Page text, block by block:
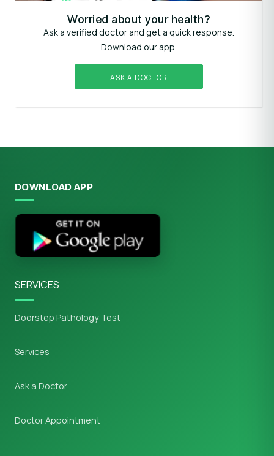
Worried about your health?
Ask a verified doctor and get a quick response.
Download our app.
ASK A DOCTOR
DOWNLOAD APP
SERVICES
Doorstep Pathology Test
Services
Ask a Doctor
Doctor Appointment